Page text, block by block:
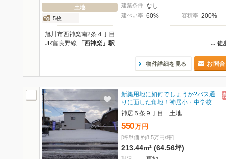
土地
5枚
建築条件 なし
建ぺい率 60% 容積率 200%
旭川市西神楽南2条４丁目
… 徒
JR富良野線 「西神楽」駅
物件詳細を見る お問
新築用地に如何でしょうか?バス通
りに面した角地！神居小・中学校…
神居５条９丁目 土地
550万 円
[坪単価 約8.5万円/坪]
213.44m² (64.56坪)